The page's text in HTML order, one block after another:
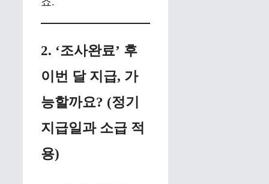
2. ‘조사완료’ 후
이번 달 지급, 가
능할까요? (정기
지급일과 소급 적
용)